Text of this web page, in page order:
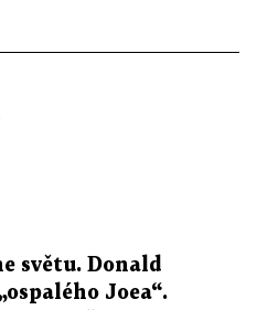
světu. Donald
Joea“.